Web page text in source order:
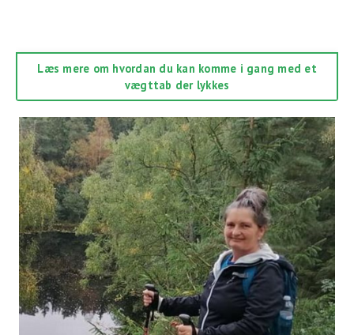
Læs mere om hvordan du kan komme i gang med et
vægttab der lykkes